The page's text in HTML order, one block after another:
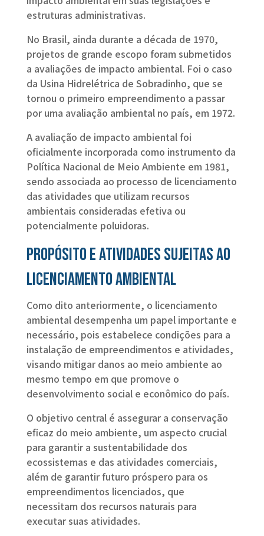
estruturas administrativas.
No Brasil, ainda durante a década de 1970,
projetos de grande escopo foram submetidos
a avaliações de impacto ambiental. Foi o caso
da Usina Hidrelétrica de Sobradinho, que se
tornou o primeiro empreendimento a passar
por uma avaliação ambiental no país, em 1972.
A avaliação de impacto ambiental foi
oficialmente incorporada como instrumento da
Política Nacional de Meio Ambiente em 1981,
sendo associada ao processo de licenciamento
das atividades que utilizam recursos
ambientais consideradas efetiva ou
potencialmente poluidoras.
Propósito e atividades sujeitas ao
licenciamento ambiental
Como dito anteriormente, o licenciamento
ambiental desempenha um papel importante e
necessário, pois estabelece condições para a
instalação de empreendimentos e atividades,
visando mitigar danos ao meio ambiente ao
mesmo tempo em que promove o
desenvolvimento social e econômico do país.
O objetivo central é assegurar a conservação
eficaz do meio ambiente, um aspecto crucial
para garantir a sustentabilidade dos
ecossistemas e das atividades comerciais,
além de garantir futuro próspero para os
empreendimentos licenciados, que
necessitam dos recursos naturais para
executar suas atividades.